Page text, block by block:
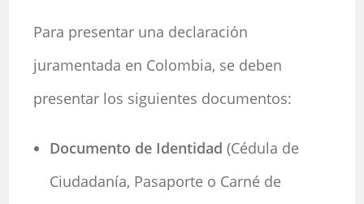
Para presentar una declaración
juramentada en Colombia, se deben
presentar los siguientes documentos:
Documento de Identidad (Cédula de
Ciudadanía, Pasaporte o Carné de